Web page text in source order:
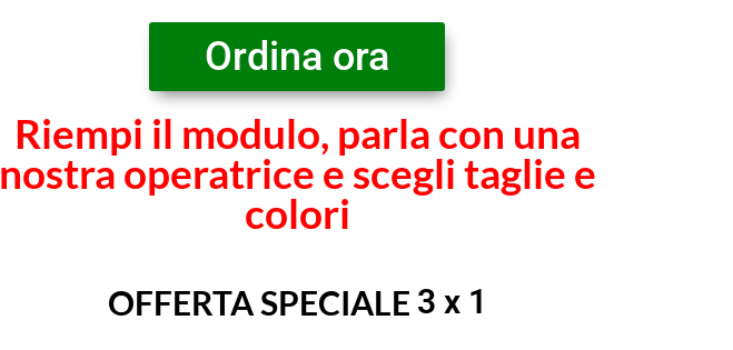
Ordina ora
Riempi il modulo, parla con una
nostra operatrice e scegli taglie e
colori
OFFERTA SPECIALE 3 x 1